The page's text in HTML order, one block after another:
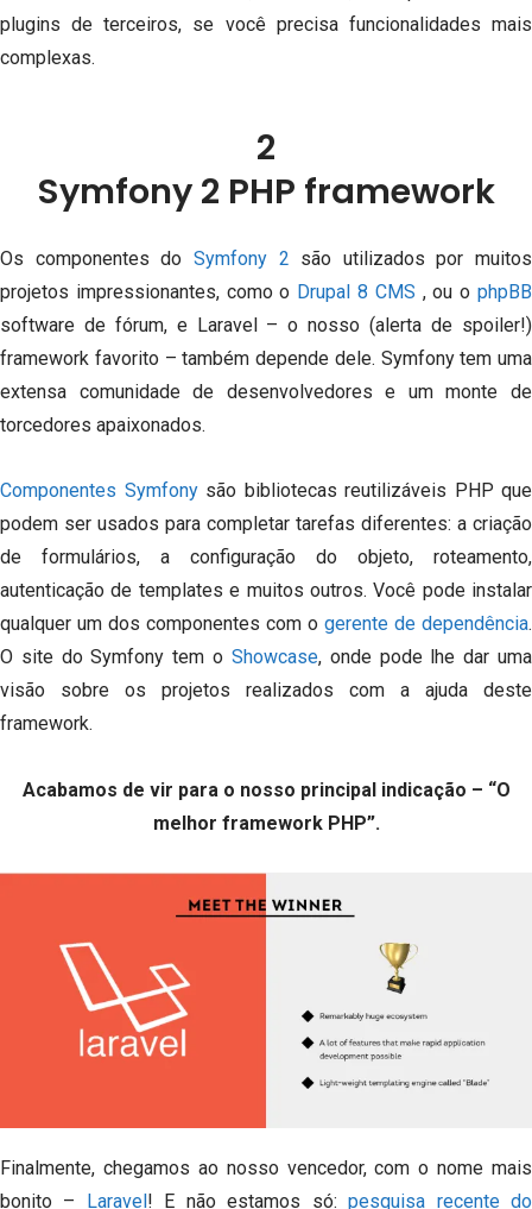
plugins de terceiros, se você precisa funcionalidades mais
complexas.
2
Symfony 2 PHP framework
Os componentes do Symfony 2 são utilizados por muitos
projetos impressionantes, como o Drupal 8 CMS , ou ophpBB
software de fórum, e Laravel – o nosso (alerta de spoiler!)
framework favorito – também depende dele. Symfony tem uma
extensa comunidade de desenvolvedores e um monte de
torcedores apaixonados.
Componentes Symfony são bibliotecas reutilizáveis PHP que
podem ser usados para completar tarefas diferentes: a criação
de formulários, a configuração do objeto, roteamento,
autenticação de templates e muitos outros. Você pode instalar
qualquer um dos componentes com o gerente de dependência.
O site do Symfony tem o Showcase, onde pode lhe dar uma
visão sobre os projetos realizados com a ajuda deste
framework.
Acabamos de vir para o nosso principal indicação – “O
melhor framework PHP”.
Finalmente, chegamos ao nosso vencedor, com o nome mais
bonito – Laravel! E não estamos só:pesquisa recente do